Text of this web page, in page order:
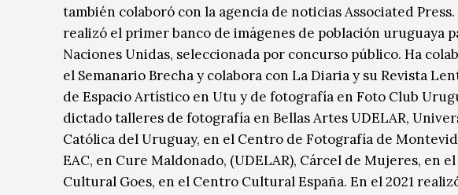
también colaboró con la agencia de noticias Associated
realizó el primer banco de imágenes de población uruguaya
Naciones Unidas, seleccionada por concurso público. Ha
el Semanario Brecha y colabora con La Diaria y su Revista
de Espacio Artístico en Utu y de fotografía en Foto Club
dictado talleres de fotografía en Bellas Artes UDELAR,
Católica del Uruguay, en el Centro de Fotografía de
EAC, en Cure Maldonado‚ (UDELAR), Cárcel de Mujeres‚ en
Cultural Goes, en el Centro Cultural España. En el 2021